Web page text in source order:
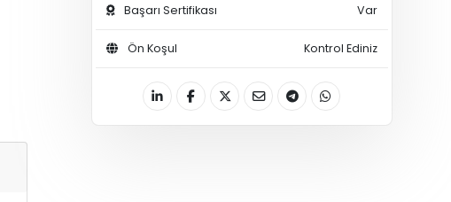
Başarı Sertifikası Var
Ön Koşul Kontrol Ediniz